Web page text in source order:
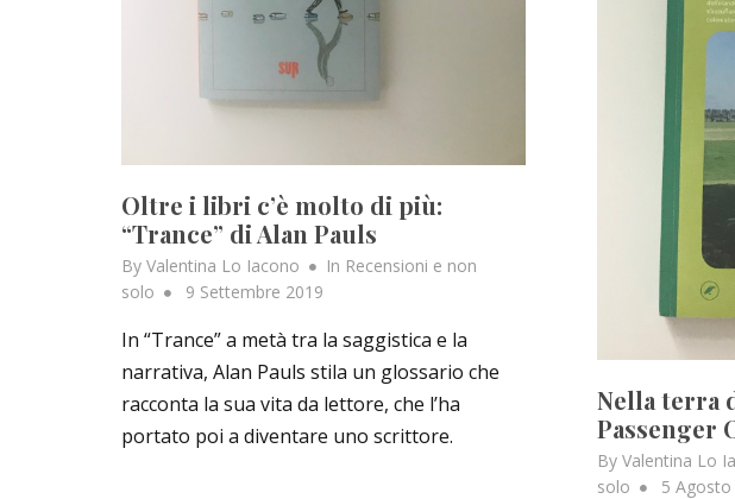
Oltre i libri c’è molto di più:
“Trance” di Alan Pauls
By Valentina Lo Iacono In Recensioni e non
solo
Posted
9 Settembre 2019
In “Trance” a metà tra la saggistica e la
narrativa, Alan Pauls stila un glossario che
racconta la sua vita da lettore, che l’ha
portato poi a diventare uno scrittore.
Nella terra
Passenger
By Valentina Lo
solo
Posted
5 Agosto